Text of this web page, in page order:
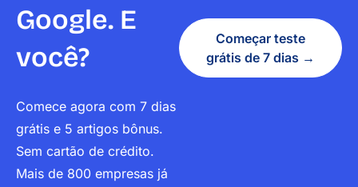
Google. E
você?
Comece agora com 7 dias
grátis e 5 artigos bônus.
Sem cartão de crédito.
Mais de 800 empresas já
Começar teste
grátis de 7 dias →